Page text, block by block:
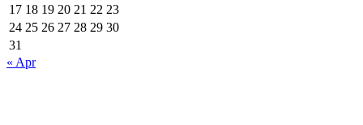
17 18 19 20 21 22 23
24 25 26 27 28 29 30
31
« Apr